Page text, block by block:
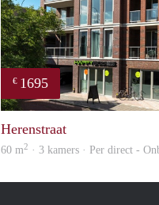
€ 1695
Herenstraat
60 m2 · 3 kamers · Per direct -